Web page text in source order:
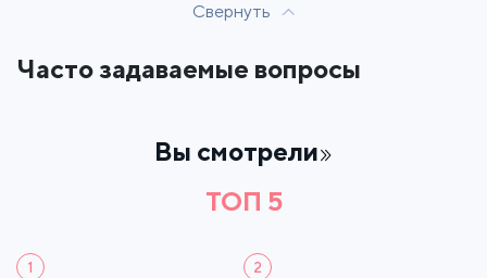
Свернуть
Часто задаваемые вопросы
Вы смотрели
ТОП 5
1 2